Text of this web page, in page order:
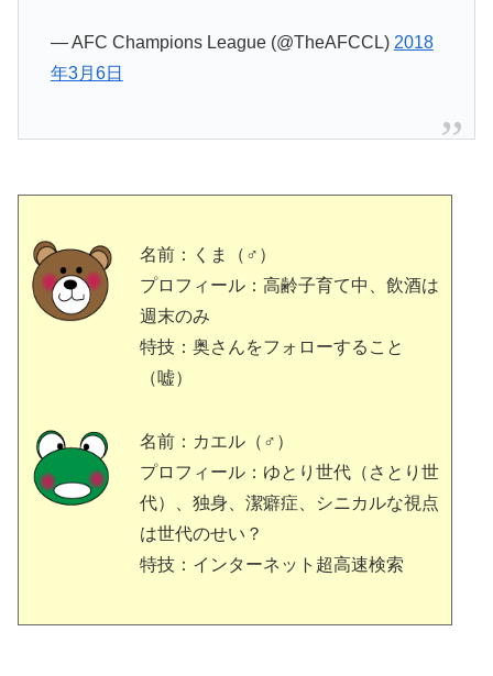
— AFC Champions League (@TheAFCCL) 2018
年3月6日
名前：くま（♂）
プロフィール：高齢子育て中、飲酒は
週末のみ
特技：奥さんをフォローすること
（嘘）
名前：カエル（♂）
プロフィール：ゆとり世代（さとり世
代）、独身、潔癖症、シニカルな視点
は世代のせい？
特技：インターネット超高速検索